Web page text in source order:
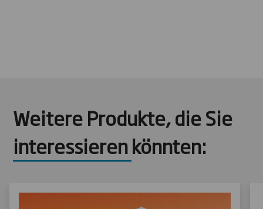
Weitere Produkte, die Sie
interessieren könnten: